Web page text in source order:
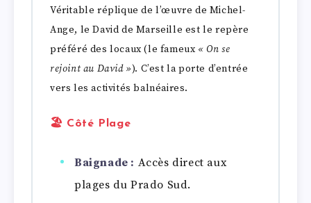
Véritable réplique de l’œuvre de Michel-
Ange, le David de Marseille est le repère
préféré des locaux (le fameux « On se
rejoint au David »). C’est la porte d’entrée
vers les activités balnéaires.
🏖️ Côté Plage
Baignade : Accès direct aux
plages du Prado Sud.